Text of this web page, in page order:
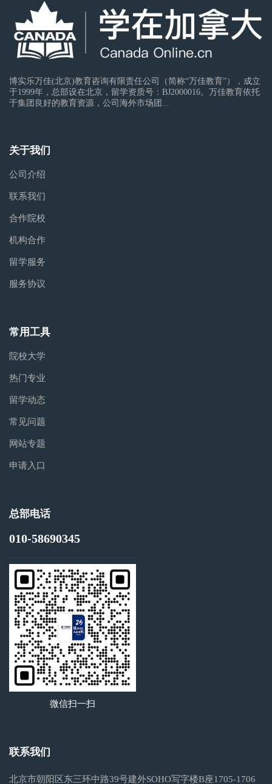
博实乐万佳(北京)教育咨询有限责任公司（简称“万佳教育”），成立
于1999年，总部设在北京，留学资质号：BJ2000016。万佳教育依托
于集团良好的教育资源，公司海外市场团...
关于我们
公司介绍
联系我们
合作院校
机构合作
留学服务
服务协议
常用工具
院校大学
热门专业
留学动态
常见问题
网站专题
申请入口
总部电话
010-58690345
微信扫一扫
联系我们
北京市朝阳区东三环中路39号建外SOHO写字楼B座1705-1706